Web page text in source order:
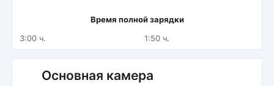
Время полной зарядки
3:00 ч.
1:50 ч.
Основная камера